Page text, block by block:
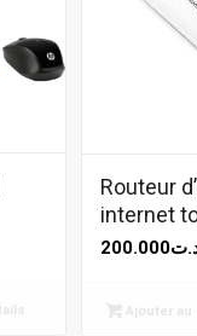
Routeur
internet
200.000